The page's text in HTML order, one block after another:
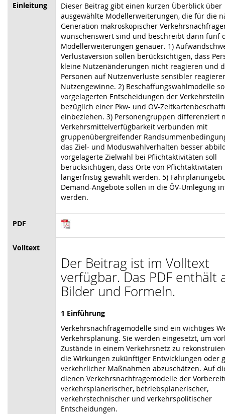
Einleitung
Dieser Beitrag gibt einen kurzen Überblick über
ausgewählte Modellerweiterungen, die für die
Generation makroskopischer
wünschenswert sind und beschreibt dann fünf
Modellerweiterungen genauer. 1)
Verlustaversion sollen berücksichtigen, dass
kleine Nutzenänderungen nicht reagieren und
Personen auf Nutzenverluste sensibler
Nutzengewinne. 2) Beschaffungswahlmodelle
vorgelagerten Entscheidungen der
bezüglich einer Pkw- und ÖV-
einbeziehen. 3) Personengruppen differenziert
Verkehrsmittelverfügbarkeit verbunden mit
gruppenübergreifender
das Ziel- und Moduswahlverhalten besser
vorgelagerte Zielwahl bei Pflichtaktivitäten soll
berücksichtigen, dass Orte von Pflichtaktivitäten
längerfristig gewählt werden. 5)
Demand-Angebote sollen in die ÖV-Umlegung
werden.
PDF
Volltext
Der Beitrag ist im Volltext
verfügbar. Das PDF enthält
Bilder und Formeln.
1 Einführung
Verkehrsnachfragemodelle sind ein wichtiges
Verkehrsplanung. Sie werden eingesetzt, um
Zustände in einem Verkehrsnetz zu
die Wirkungen zukünftiger Entwicklungen oder
verkehrlicher Maßnahmen abzuschätzen. Auf
dienen Verkehrsnachfragemodelle der
verkehrsplanerischer, betriebsplanerischer,
verkehrstechnischer und verkehrspolitischer
Entscheidungen.